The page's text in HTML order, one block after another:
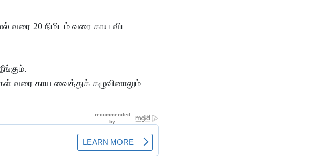
வரை 20 நிமிடம் வரை காய விட
வரை காய வைத்துக் கழுவினாலும்